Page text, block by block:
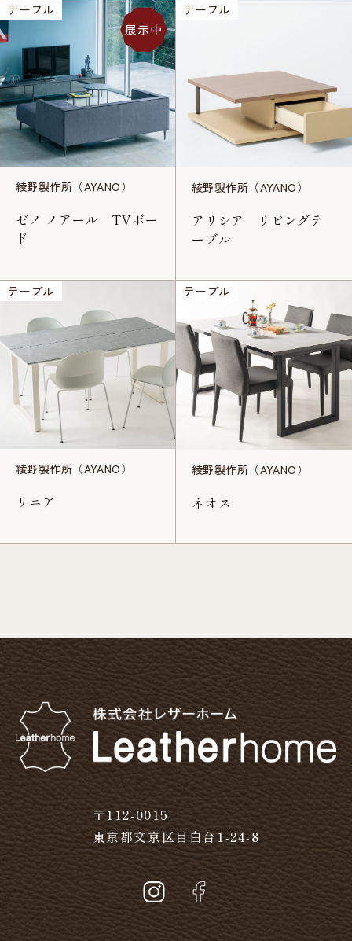
テーブル
展示中
綾野製作所（AYANO）
ゼノ ノアール TVボー
ド
テーブル
綾野製作所（AYANO）
アリシア リビングテ
ーブル
テーブル
綾野製作所（AYANO）
リニア
テーブル
綾野製作所（AYANO）
ネオス
〒112-0015
東京都文京区目白台1-24-8